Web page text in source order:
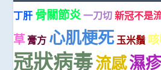
丁肝 骨關節炎一刀切 新冠不是
草 膏方 心肌梗死玉米鬚
冠狀病毒流感濕